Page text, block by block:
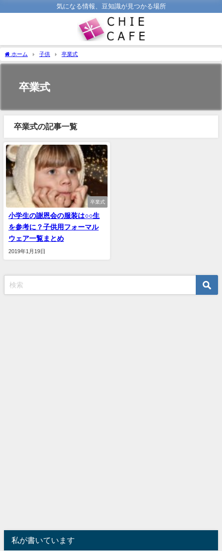
気になる情報、豆知識が見つかる場所
ホーム 子供 卒業式
卒業式
卒業式の記事一覧
卒業式
小学生の謝恩会の服装は○○生
を参考に？子供用フォーマル
ウェア一覧まとめ
2019年1月19日
私が書いています